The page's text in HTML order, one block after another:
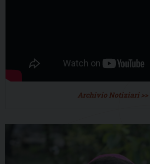
Archivio Notiziari >>